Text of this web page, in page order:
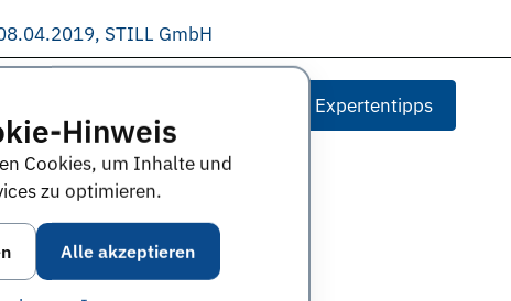
Hinweis
Cookies, um Inhalte und
zu optimieren.
Alle akzeptieren
STILL GmbH
Alle Themen & Expertentipps